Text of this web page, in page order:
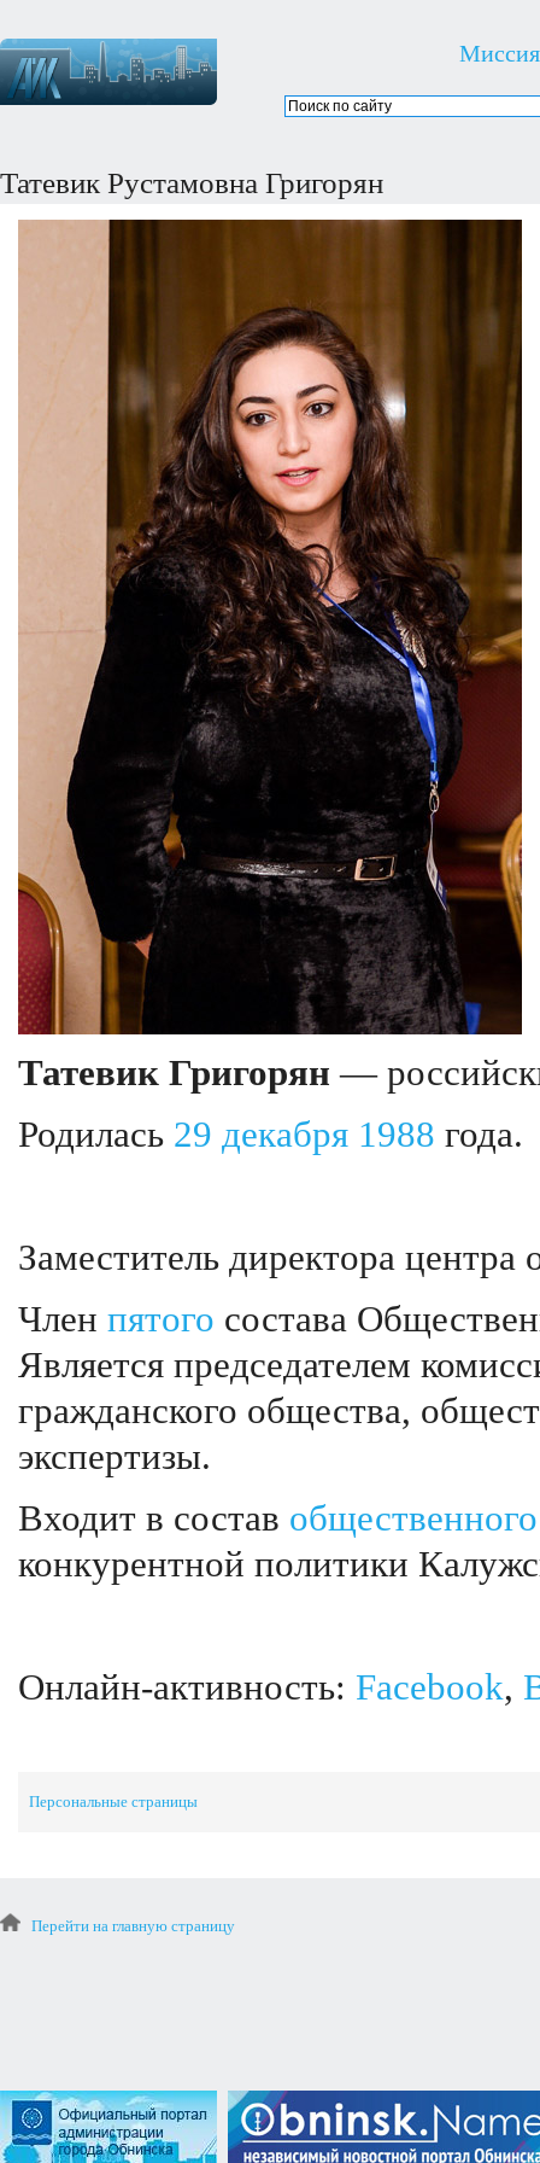
Миссия
Татевик Рустамовна Григорян
Татевик Григорян —
Родилась 29 декабря 1988 года.
Заместитель директора центра
Член пятого состава
Является председателем
гражданского общества,
экспертизы.
Входит в состав
конкурентной политики
Онлайн-активность: Facebook,
Персональные страницы
Перейти на главную страницу